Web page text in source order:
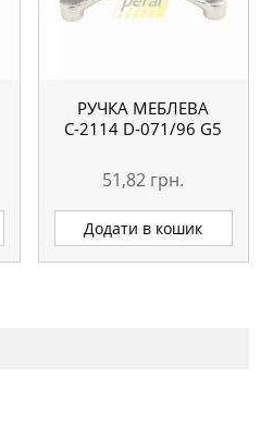
РУЧКА МЕБЛЕВА
С-2114 D-071/96 G5
51,82 грн.
Додати в кошик